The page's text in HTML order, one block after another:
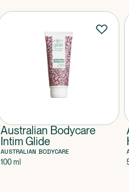
Australian Bodycare
Intim Glide
AUSTRALIAN BODYCARE
100 ml